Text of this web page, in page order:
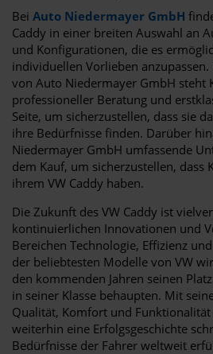
Bei Auto Niedermayer GmbH
Caddy in einer breiten Auswahl an
und Konfigurationen, die es
individuellen Vorlieben
von Auto Niedermayer GmbH steht
professioneller Beratung und
Seite, um sicherzustellen, dass sie
ihre Bedürfnisse finden. Darüber
Niedermayer GmbH umfassende
dem Kauf, um sicherzustellen, dass
ihrem VW Caddy haben.
Die Zukunft des VW Caddy ist
kontinuierlichen Innovationen und
Bereichen Technologie, Effizienz
der beliebtesten Modelle von VW
den kommenden Jahren seinen
in seiner Klasse behaupten. Mit
Qualität, Komfort und Funktionalität
weiterhin eine Erfolgsgeschichte
Bedürfnisse der Fahrer weltweit